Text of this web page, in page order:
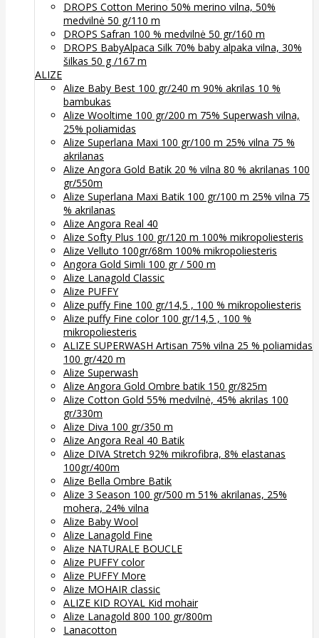
DROPS Cotton Merino 50% merino vilna, 50%
medvilnė 50 g/110 m
DROPS Safran 100 % medvilnė 50 gr/160 m
DROPS BabyAlpaca Silk 70% baby alpaka vilna, 30%
šilkas 50 g /167 m
ALIZE
Alize Baby Best 100 gr/240 m 90% akrilas 10 %
bambukas
Alize Wooltime 100 gr/200 m 75% Superwash vilna,
25% poliamidas
Alize Superlana Maxi 100 gr/100 m 25% vilna 75 %
akrilanas
Alize Angora Gold Batik 20 % vilna 80 % akrilanas 100
gr/550m
Alize Superlana Maxi Batik 100 gr/100 m 25% vilna 75
% akrilanas
Alize Angora Real 40
Alize Softy Plus 100 gr/120 m 100% mikropoliesteris
Alize Velluto 100gr/68m 100% mikropoliesteris
Angora Gold Simli 100 gr / 500 m
Alize Lanagold Classic
Alize PUFFY
Alize puffy Fine 100 gr/14,5 , 100 % mikropoliesteris
Alize puffy Fine color 100 gr/14,5 , 100 %
mikropoliesteris
ALIZE SUPERWASH Artisan 75% vilna 25 % poliamidas
100 gr/420 m
Alize Superwash
Alize Angora Gold Ombre batik 150 gr/825m
Alize Cotton Gold 55% medvilnė, 45% akrilas 100
gr/330m
Alize Diva 100 gr/350 m
Alize Angora Real 40 Batik
Alize DIVA Stretch 92% mikrofibra, 8% elastanas
100gr/400m
Alize Bella Ombre Batik
Alize 3 Season 100 gr/500 m 51% akrilanas, 25%
mohera, 24% vilna
Alize Baby Wool
Alize Lanagold Fine
Alize NATURALE BOUCLE
Alize PUFFY color
Alize PUFFY More
Alize MOHAIR classic
ALIZE KID ROYAL Kid mohair
Alize Lanagold 800 100 gr/800m
Lanacotton